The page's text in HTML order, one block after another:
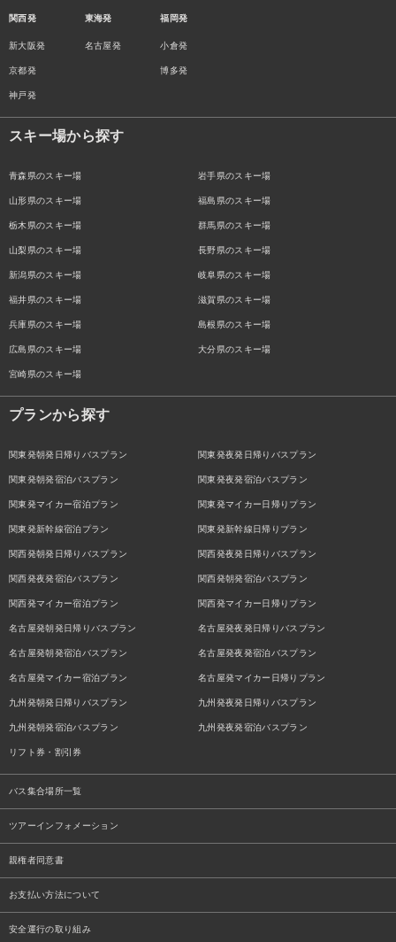
関西発
新大阪発
京都発
神戸発
東海発
名古屋発
福岡発
小倉発
博多発
スキー場から探す
青森県のスキー場 岩手県のスキー場
山形県のスキー場 福島県のスキー場
栃木県のスキー場 群馬県のスキー場
山梨県のスキー場 長野県のスキー場
新潟県のスキー場 岐阜県のスキー場
福井県のスキー場 滋賀県のスキー場
兵庫県のスキー場 島根県のスキー場
広島県のスキー場 大分県のスキー場
宮崎県のスキー場
プランから探す
関東発朝発日帰りバスプラン 関東発夜発日帰りバスプラン
関東発朝発宿泊バスプラン 関東発夜発宿泊バスプラン
関東発マイカー宿泊プラン 関東発マイカー日帰りプラン
関東発新幹線宿泊プラン 関東発新幹線日帰りプラン
関西発朝発日帰りバスプラン 関西発夜発日帰りバスプラン
関西発夜発宿泊バスプラン 関西発朝発宿泊バスプラン
関西発マイカー宿泊プラン 関西発マイカー日帰りプラン
名古屋発朝発日帰りバスプラン 名古屋発夜発日帰りバスプラン
名古屋発朝発宿泊バスプラン 名古屋発夜発宿泊バスプラン
名古屋発マイカー宿泊プラン 名古屋発マイカー日帰りプラン
九州発朝発日帰りバスプラン 九州発夜発日帰りバスプラン
九州発朝発宿泊バスプラン 九州発夜発宿泊バスプラン
リフト券・割引券
バス集合場所一覧
ツアーインフォメーション
親権者同意書
お支払い方法について
安全運行の取り組み